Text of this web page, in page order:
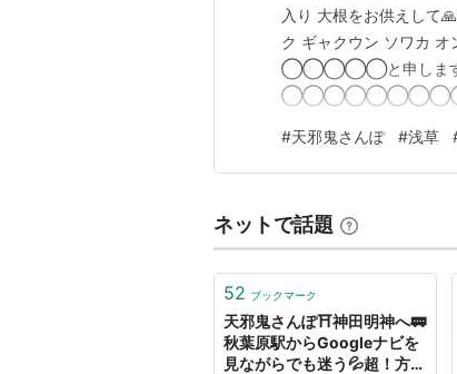
入り 大根をお供えして
ク ギャクウン ソワカ
◯◯◯◯◯と申します
◯◯◯◯◯◯◯◯◯… 本日
かして聖天様に呼ばれ
相鑑定の仕事をしたく
#天邪鬼さんぽ #浅草
ネットで話題
52 ブックマーク
天邪鬼さんぽ⛩️神田明神へ🚃
秋葉原駅からGoogleナビを
見ながらでも迷う💦超！方向